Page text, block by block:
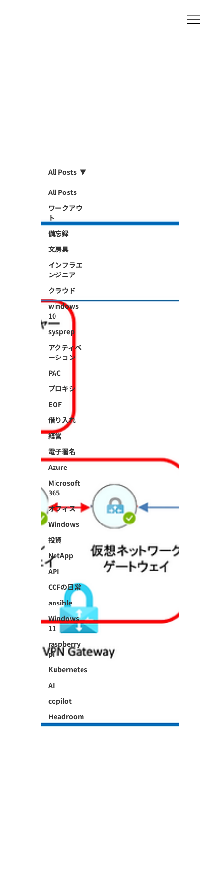
All Posts
ワークアウ
ト
備忘録
文房具
インフラエ
ンジニア
クラウド
windows
10
sysprep
アクティベ
ーション
PAC
プロキシ
EOF
借り入れ
経営
電子署名
Azure
Microsoft
365
オフィス
Windows
投資
NetApp
API
CCFの日常
ansible
Windows
11
raspberry
pi
Kubernetes
AI
copilot
Headroom
All Posts